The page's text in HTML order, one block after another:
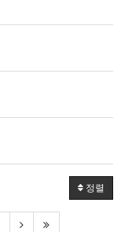
정렬